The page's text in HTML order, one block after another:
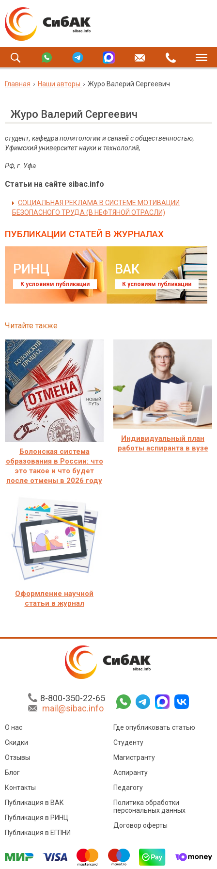
Главная Наши авторы Журо Валерий Сергеевич
Журо Валерий Сергеевич
студент, кафедра политологии и связей с общественностью,
Уфимский университет науки и технологий,
РФ, г. Уфа
Статьи на сайте sibac.info
СОЦИАЛЬНАЯ РЕКЛАМА В СИСТЕМЕ МОТИВАЦИИ
БЕЗОПАСНОГО ТРУДА (В НЕФТЯНОЙ ОТРАСЛИ)
ПУБЛИКАЦИИ СТАТЕЙ В ЖУРНАЛАХ
РИНЦ
К условиям публикации
ВАК
К условиям публикации
Читайте также
Болонская система
образования в России: что
это такое и что будет
после отмены в 2026 году
Индивидуальный план
работы аспиранта в вузе
Оформление научной
статьи в журнал
8-800-350-22-65
mail@sibac.info
О нас
Скидки
Отзывы
Блог
Контакты
Где опубликовать статью
Студенту
Магистранту
Аспиранту
Педагогу
Публикация в ВАК
Публикация в РИНЦ
Публикация в ЕГПНИ
Политика обработки
персональных данных
Договор оферты